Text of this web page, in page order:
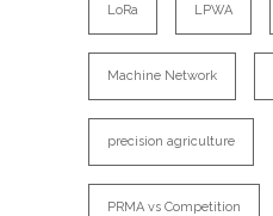
LoRa LPWA
Machine Network
precision agriculture
PRMA vs Competition